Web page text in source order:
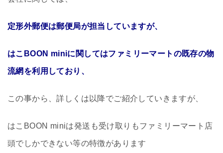
定形外郵便は郵便局が担当していますが、
はこBOON miniに関してはファミリーマートの既存の物
流網を利用しており、
この事から、詳しくは以降でご紹介していきますが、
はこBOON miniは発送も受け取りもファミリーマート店
頭でしかできない等の特徴があります